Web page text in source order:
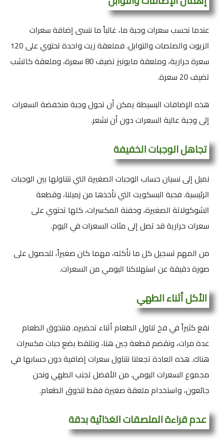
عندما نحسب سعرات وجبة ما، غالباً ما ننسى إضافة سعرات
الزيوت والصلصات والتوابل. فملعقة زيت واحدة تحتوي على 120
سعرة حرارية، وملعقة مايونيز تضيف 80 سعرة، وملعقة كاتشب
تضيف 20 سعرة.
هذه الإضافات البسيطة يمكن أن تحول وجبة منخفضة السعرات
إلى وجبة عالية السعرات دون أن نشعر.
تجاهل الوجبات الخفيفة
نميل إلى نسيان حساب الوجبات الصغيرة التي نتناولها بين الوجبات
الرئيسية. فحبة البسكويت التي نأخذها من زميلنا، وقطعة
الشوكولاتة الصغيرة، وحفنة المكسرات، كلها تحتوي على
سعرات حرارية قد تصل إلى مئات السعرات في اليوم.
من المهم تسجيل كل ما نأكله، مهما كان صغيراً، للحصول على
صورة دقيقة عن استهلاكنا اليومي من السعرات.
الأكل أثناء الطهي
نقع كثيراً في فخ تناول الطعام أثناء تحضيره. فنتذوق الطعام
عدة مرات، ونقضم قطعة جبن هنا، ونلتقط بضع حبات مكسرات
هناك. هذه العادة تجعلنا نتناول سعرات إضافية دون حسابها في
مجموع السعرات اليومي. من الأفضل تجنب الطهي ونحن
جائعون، واستخدام ملعقة صغيرة فقط لتذوق الطعام.
عدم قراءة الملصقات الغذائية بدقة